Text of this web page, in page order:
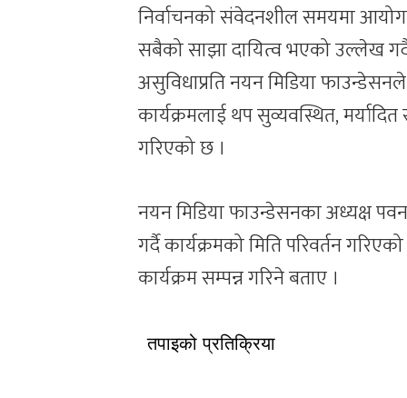
निर्वाचनको संवेदनशील समयमा
सबैको साझा दायित्व भएको उल्लेख
असुविधाप्रति नयन मिडिया
कार्यक्रमलाई थप सुव्यवस्थित, मर्यादित
गरिएको छ ।
नयन मिडिया फाउन्डेसनका अध्यक्ष
गर्दै कार्यक्रमको मिति परिवर्तन
कार्यक्रम सम्पन्न गरिने बताए ।
तपाइको प्रतिक्रिया